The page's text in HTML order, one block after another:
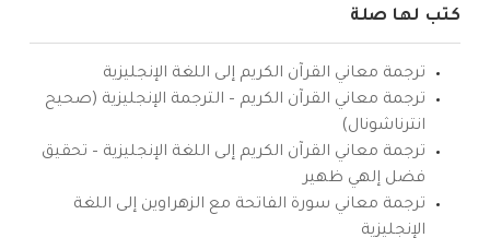
كتب لها صلة
ترجمة معاني القرآن الكريم إلى اللغة الإنجليزية
ترجمة معاني القرآن الكريم – الترجمة الإنجليزية (صحيح
انترناشونال)
ترجمة معاني القرآن الكريم إلى اللغة الإنجليزية – تحقيق
فضل إلهي ظهير
ترجمة معاني سورة الفاتحة مع الزهراوين إلى اللغة
الإنجليزية